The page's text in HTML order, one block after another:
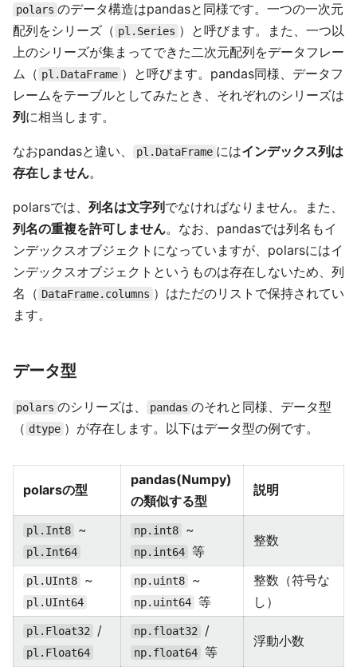
polars のデータ構造はpandasと同様です。一つの一次元
配列をシリーズ（ pl.Series ）と呼びます。また、一つ以
上のシリーズが集まってできた二次元配列をデータフレー
ム（ pl.DataFrame ）と呼びます。pandas同様、データフ
レームをテーブルとしてみたとき、それぞれのシリーズは
列 に相当します。
なおpandasと違い、 pl.DataFrame にはインデックス列は
存在しません。
polarsでは、 列名は文字列 でなければなりません。また、
列名の重複を許可しません。なお、pandasでは列名もイ
ンデックスオブジェクトになっていますが、polarsにはイ
ンデックスオブジェクトというものは存在しないため、列
名（ DataFrame.columns ）はただのリストで保持されてい
ます。
データ型
polars のシリーズは、 pandas のそれと同様、データ型
（ dtype ）が存在します。以下はデータ型の例です。
polarsの型
pandas(Numpy)
の類似する型
説明
pl.Int8 ~
pl.Int64
np.int8 ~
np.int64 等
整数
pl.UInt8 ~
pl.UInt64
np.uint8 ~
np.uint64 等
整数（符号な
し）
pl.Float32 /
pl.Float64
np.float32 /
np.float64 等
浮動小数